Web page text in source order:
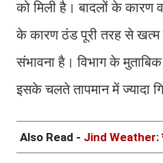
को मिली है। बादलों के कारण
के कारण ठंड पूरी तरह से खत्म
संभावना है। विभाग के
इसके चलते तापमान में ज्यादा
Also Read - Jind Weather: